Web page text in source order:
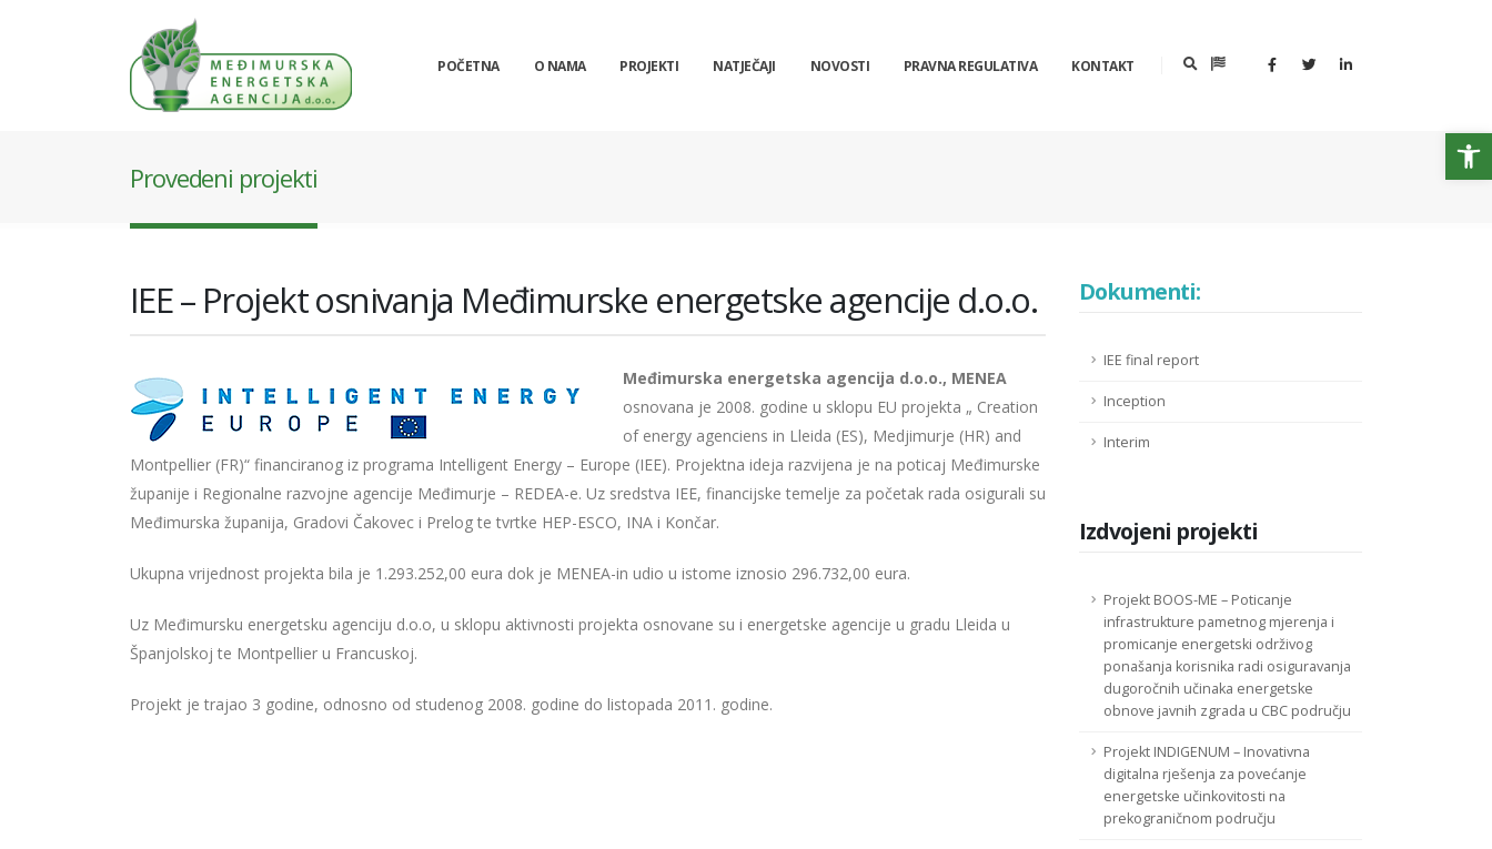
POČETNA O NAMA PROJEKTI NATJEČAJI NOVOSTI PRAVNA REGULATIVA KONTAKT
Provedeni projekti
IEE – Projekt osnivanja Međimurske energetske agencije d.o.o.
Međimurska energetska agencija d.o.o., MENEA
osnovana je 2008. godine u sklopu EU projekta „ Creation
of energy agenciens in Lleida (ES), Medjimurje (HR) and
Montpellier (FR)“ financiranog iz programa Intelligent Energy – Europe (IEE). Projektna ideja razvijena je na poticaj Međimurske
županije i Regionalne razvojne agencije Međimurje – REDEA-e. Uz sredstva IEE, financijske temelje za početak rada osigurali su
Međimurska županija, Gradovi Čakovec i Prelog te tvrtke HEP-ESCO, INA i Končar.
Ukupna vrijednost projekta bila je 1.293.252,00 eura dok je MENEA-in udio u istome iznosio 296.732,00 eura.
Uz Međimursku energetsku agenciju d.o.o, u sklopu aktivnosti projekta osnovane su i energetske agencije u gradu Lleida u
Španjolskoj te Montpellier u Francuskoj.
Projekt je trajao 3 godine, odnosno od studenog 2008. godine do listopada 2011. godine.
Dokumenti:
IEE final report
Inception
Interim
Izdvojeni projekti
Projekt BOOS-ME – Poticanje
infrastrukture pametnog mjerenja i
promicanje energetski održivog
ponašanja korisnika radi osiguravanja
dugoročnih učinaka energetske
obnove javnih zgrada u CBC području
Projekt INDIGENUM – Inovativna
digitalna rješenja za povećanje
energetske učinkovitosti na
prekograničnom području